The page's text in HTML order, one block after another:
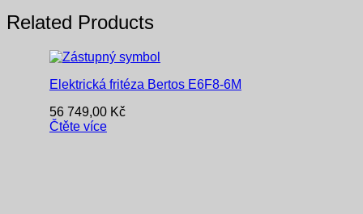
Related Products
Elektrická fritéza Bertos E6F8-6M
56 749,00 Kč
Čtěte více